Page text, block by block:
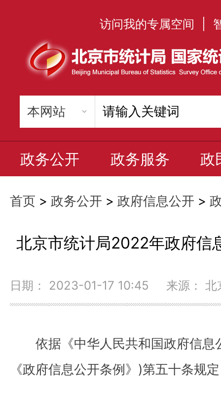
访问我的专属空间
政务公开 政务服务 政
首页 > 政务公开 > 政府信息公开 >
北京市统计局2022年政府信
日期： 2023-01-17 10:45 来源： 北
依据《中华人民共和国政府信息
《政府信息公开条例》)第五十条规